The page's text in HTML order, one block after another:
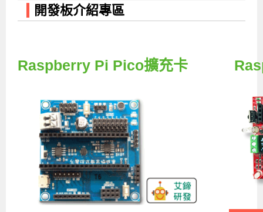
艾鍗新聞
Linux驅動程式設計實戰
嵌入式Linux開發與AI影像辨識
STM32嵌入式開發實戰
穿戴式裝置應用開發
嵌入式即時作業系統FreeRTOS 設計實作
FPGA 數位IC設計實戰
SoC FPGA嵌入式設計實戰
[學程]感測電路Plus+MCU韌體設計實戰
iPAS AI應用規劃師能力鑑定課程
AI雲端原生與MLOps自動化實務
青少年AI人工智慧實作班
AI課程總覽頁
AI邊緣運算實作TensorFlow Lite for MCU
AIoT智能聯網運算實戰
AI深度學習之問答系統實作
iPAS經濟部產業人才能力鑑定
iPAS AIoT 應用工程師(物聯網類)
iPAS機器學習工程師
n8n 零基礎工作自動化實戰班
Web全端開發應用班
資訊安全實務
物聯網Web整合應用實作
[學程]物聯網全端與深度學習整合
Web全端開發應用
5G技術-SDN與Mininet實作
嵌入式物聯網開發實戰
[學程]物聯網全端與深度學習整合
iPAS AIoT應用工程師(物聯網類)
SDN網路技術與Mininet實戰
ROS機器人開發系列課程
ROS機器人自走車系統開發應用
ROS機器手臂控制&演算法實戰
智能機器人系統整合開發
電腦視覺與影像處理課程
影像課程總覽
電腦視覺與影像處理
AI深度學習與影像辨識實戰
ARM系列課程
ARM mbed 物聯網平台應用實作
ARM Boot Loader設計
程式語言系列課程
C語言程式設計
Android系列課程
Vibe Coding：AI 協作全端開發實戰班
Linux系統程式設計
Linux 作業系統實務
Raspberry Pi 開發入門
MCU韌體設計
AI人工智慧系列課程
生成式AI基礎模型到Agentic AI
Python機器學習與深度學習
AI雲端原生與MLOps自動化實務
AI邊緣運算實作-TFL for MCU
自然語言處理與大型語言模型
Web全端開發應用班
Python硬體控制-Pi Pico物聯網實作
iPAS AIoT應用工程師(物聯網類)
5G - SDN與Mininet實作
iPAS AI應用規劃師
iPAS AIoT應用工程師(物聯網類)
iPAS巨量資料分析師
iPAS機器學習工程師
升大學APCS/學習歷程專區
高中生升學超前部署課程總覽
APCS檢定 Python課程
APCS檢定 C++課程
APCS檢定 C語言課程
程式語言系列
C語言程式設計
資料結構
Python程式設計
Raspberry Pi系列
Linux & C語言硬體控制
Python硬體控制-Pi Pico
5G-SDN通訊系列課程
5G關鍵技術- SDN與Mininet實作
創意程式設計系列
[假日班]物聯網資訊安全實務
艾鍗企業VIP會員
合作夥伴專區
會員優惠
學員權益與報名須知
最新成果展
工程師學習地圖
學員專屬提問平台
前進校園
青少年AI人工智慧實作班[高中生]
高中生升學超前部署課程總覽
開發板介紹專區
Raspberry Pi Pico擴充卡